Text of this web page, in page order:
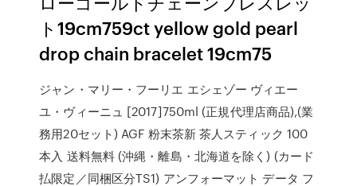
ト19cm759ct yellow gold pearl
drop chain bracelet 19cm75
ジャン・マリー・フーリエ エシェゾー ヴィエー
ユ・ヴィーニュ [2017]750ml (正規代理店商品),(業
務用20セット) AGF 粉末茶新 茶人スティック 100
本入 送料無料 (沖縄・離島・北海道を除く) (カード
払限定／同梱区分TS1) アンフォーマット データ フ